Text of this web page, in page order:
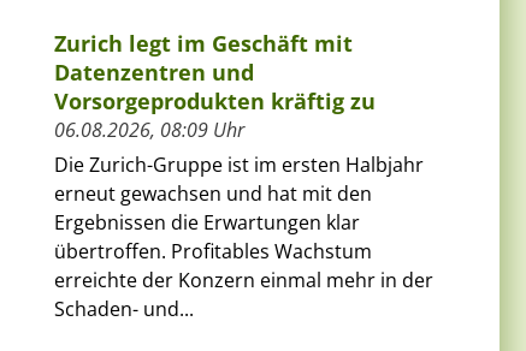
Zurich legt im Geschäft mit
Datenzentren und
Vorsorgeprodukten kräftig zu
06.08.2026, 08:09 Uhr
Die Zurich-Gruppe ist im ersten Halbjahr
erneut gewachsen und hat mit den
Ergebnissen die Erwartungen klar
übertroffen. Profitables Wachstum
erreichte der Konzern einmal mehr in der
Schaden- und...